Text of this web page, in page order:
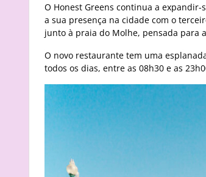
O Honest Greens continua a
a sua presença na cidade com o
junto à praia do Molhe, pensada para
O novo restaurante tem uma
todos os dias, entre as 08h30 e as